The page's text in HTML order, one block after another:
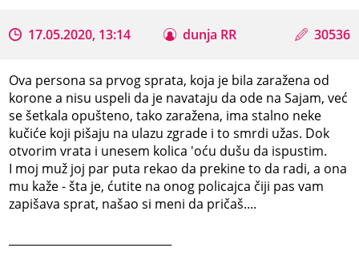
17.05.2020, 13:14 dunja RR 30536
Ova persona sa prvog sprata, koja je bila zaražena od
korone a nisu uspeli da je navataju da ode na Sajam, već
se šetkala opušteno, tako zaražena, ima stalno neke
kučiće koji pišaju na ulazu zgrade i to smrdi užas. Dok
otvorim vrata i unesem kolica 'oću dušu da ispustim.
I moj muž joj par puta rekao da prekine to da radi, a ona
mu kaže - šta je, ćutite na onog policajca čiji pas vam
zapišava sprat, našao si meni da pričaš....